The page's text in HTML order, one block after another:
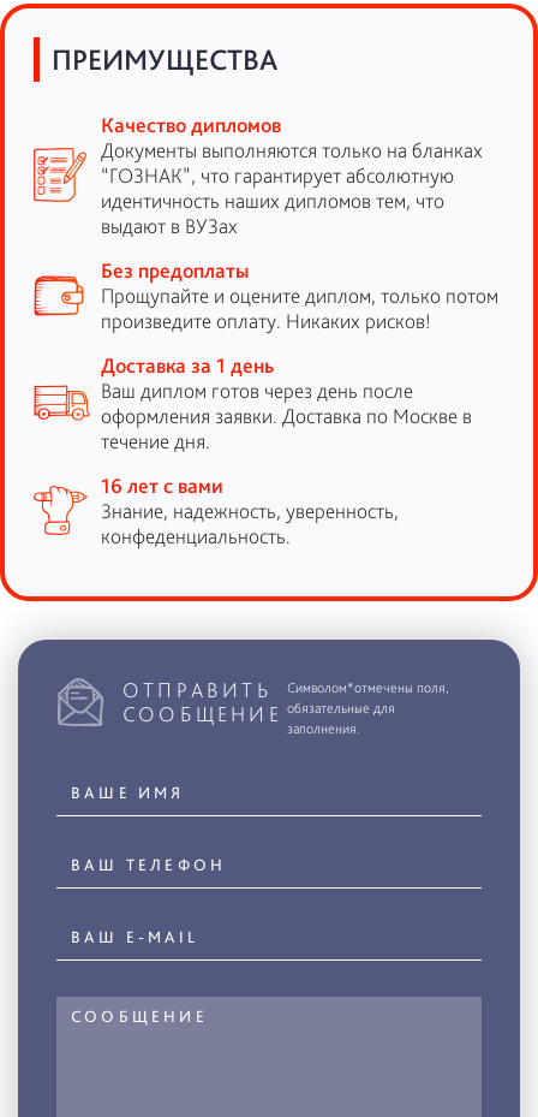
ПРЕИМУЩЕСТВА
Качество дипломов
Документы выполняются только на бланках
“ГОЗНАК”, что гарантирует абсолютную
идентичность наших дипломов тем, что
выдают в ВУЗах
Без предоплаты
Прощупайте и оцените диплом, только потом
произведите оплату. Никаких рисков!
Доставка за 1 день
Ваш диплом готов через день после
оформления заявки. Доставка по Москве в
течение дня.
16 лет с вами
Знание, надежность, уверенность,
конфеденциальность.
ОТПРАВИТЬ
СООБЩЕНИЕ
Символом*отмечены поля,
обязательные для
заполнения.